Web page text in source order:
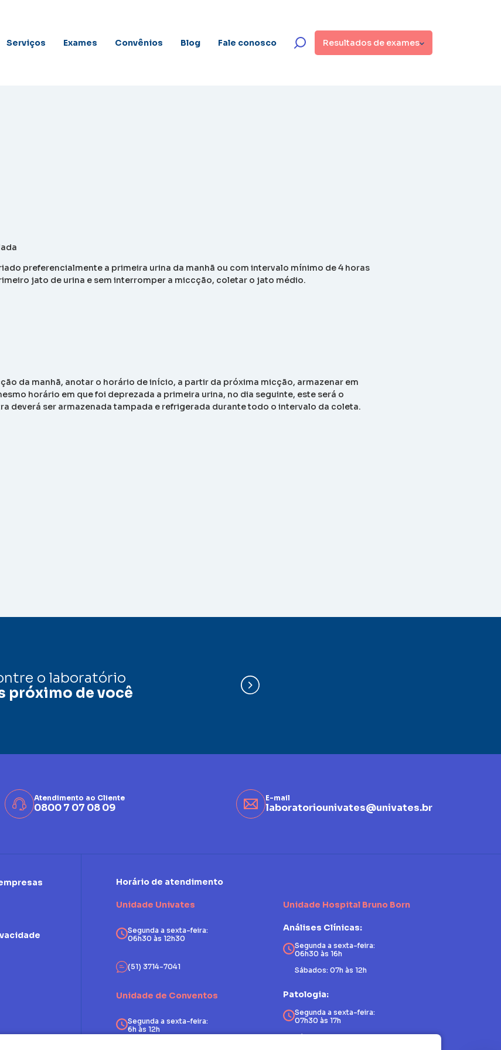
Serviços Exames Convênios Blog Fale conosco Resultados de exames
preferencialmente a primeira urina da manhã ou com intervalo mínimo de 4 horas
jato de urina e sem interromper a miccção, coletar o jato médio.
da manhã, anotar o horário de início, a partir da próxima micção, armazenar em
horário em que foi deprezada a primeira urina, no dia seguinte, este será o
deverá ser armazenada tampada e refrigerada durante todo o intervalo da coleta.
o laboratório
próximo de você
Atendimento ao Cliente
0800 7 07 08 09
E-mail
laboratoriounivates@univates.br
Horário de atendimento
Unidade Univates
Segunda a sexta-feira:
06h30 às 12h30
(51) 3714-7041
Unidade de Conventos
Segunda a sexta-feira:
6h às 12h
Unidade Hospital Bruno Born
Análises Clínicas:
Segunda a sexta-feira:
06h30 às 16h
Sábados: 07h às 12h
Patologia:
Segunda a sexta-feira:
07h30 às 17h
Sábados: fechado